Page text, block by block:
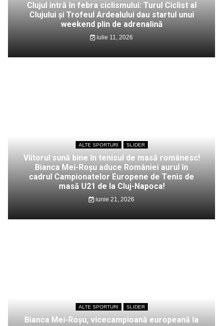
Clujul intră în febra ciclismului: Turul Ciclist al
Clujului și Trofeul Ardealului dau startul unui
weekend plin de adrenalină
iulie 11, 2026
ALTE SPORTURI SLIDER
Viitorul sună bine în tenisul de masă românesc!
Bianca Mei-Roșu aduce României aurul în
cadrul Campionatelor Europene de Tenis de
masă U21 de la Cluj-Napoca!
iunie 21, 2026
ALTE SPORTURI SLIDER
Bianca Mei-Roșu, vicecampioană europeană la